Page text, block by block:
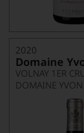
2020
Domaine
VOLNAY 1ER
DOMAINE YVON